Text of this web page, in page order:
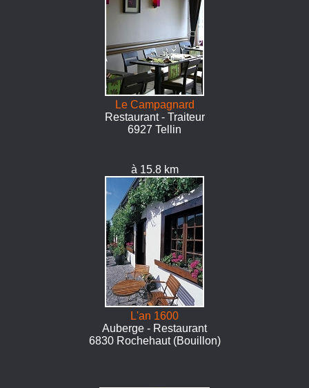
Le Campagnard
Restaurant - Traiteur
6927 Tellin
à 15.8 km
L'an 1600
Auberge - Restaurant
6830 Rochehaut (Bouillon)